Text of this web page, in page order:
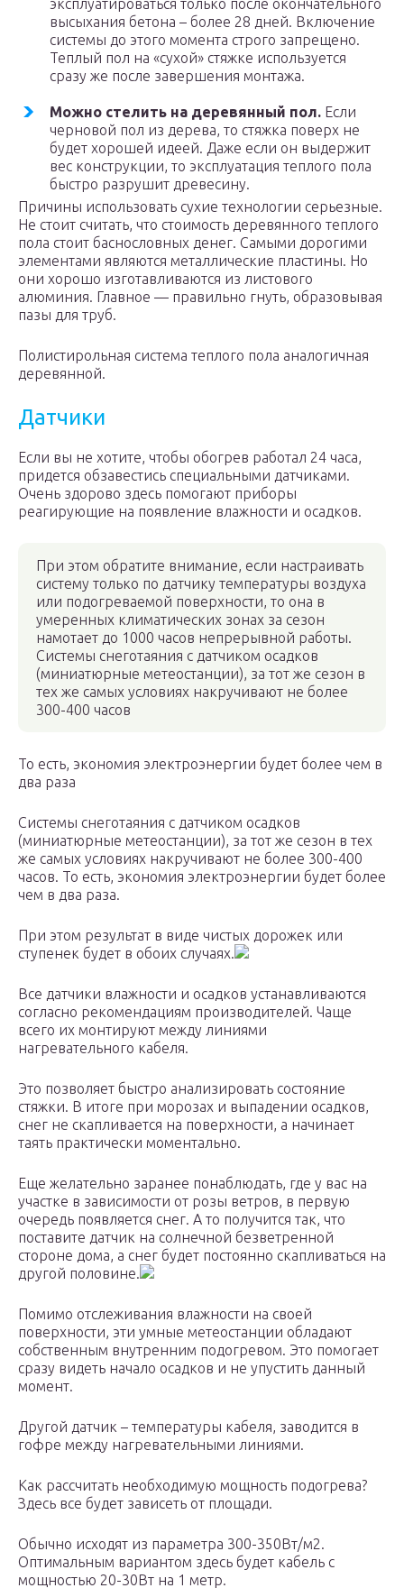
эксплуатироваться только после окончательного
высыхания бетона – более 28 дней. Включение
системы до этого момента строго запрещено.
Теплый пол на «сухой» стяжке используется
сразу же после завершения монтажа.
Можно стелить на деревянный пол. Если
черновой пол из дерева, то стяжка поверх не
будет хорошей идеей. Даже если он выдержит
вес конструкции, то эксплуатация теплого пола
быстро разрушит древесину.
Причины использовать сухие технологии серьезные.
Не стоит считать, что стоимость деревянного теплого
пола стоит баснословных денег. Самыми дорогими
элементами являются металлические пластины. Но
они хорошо изготавливаются из листового
алюминия. Главное — правильно гнуть, образовывая
пазы для труб.
Полистирольная система теплого пола аналогичная
деревянной.
Датчики
Если вы не хотите, чтобы обогрев работал 24 часа,
придется обзавестись специальными датчиками.
Очень здорово здесь помогают приборы
реагирующие на появление влажности и осадков.
При этом обратите внимание, если настраивать
систему только по датчику температуры воздуха
или подогреваемой поверхности, то она в
умеренных климатических зонах за сезон
намотает до 1000 часов непрерывной работы.
Системы снеготаяния с датчиком осадков
(миниатюрные метеостанции), за тот же сезон в
тех же самых условиях накручивают не более
300-400 часов
То есть, экономия электроэнергии будет более чем в
два раза
Системы снеготаяния с датчиком осадков
(миниатюрные метеостанции), за тот же сезон в тех
же самых условиях накручивают не более 300-400
часов. То есть, экономия электроэнергии будет более
чем в два раза.
При этом результат в виде чистых дорожек или
ступенек будет в обоих случаях.
Все датчики влажности и осадков устанавливаются
согласно рекомендациям производителей. Чаще
всего их монтируют между линиями
нагревательного кабеля.
Это позволяет быстро анализировать состояние
стяжки. В итоге при морозах и выпадении осадков,
снег не скапливается на поверхности, а начинает
таять практически моментально.
Еще желательно заранее понаблюдать, где у вас на
участке в зависимости от розы ветров, в первую
очередь появляется снег. А то получится так, что
поставите датчик на солнечной безветренной
стороне дома, а снег будет постоянно скапливаться на
другой половине.
Помимо отслеживания влажности на своей
поверхности, эти умные метеостанции обладают
собственным внутренним подогревом. Это помогает
сразу видеть начало осадков и не упустить данный
момент.
Другой датчик – температуры кабеля, заводится в
гофре между нагревательными линиями.
Как рассчитать необходимую мощность подогрева?
Здесь все будет зависеть от площади.
Обычно исходят из параметра 300-350Вт/м2.
Оптимальным вариантом здесь будет кабель с
мощностью 20-30Вт на 1 метр.